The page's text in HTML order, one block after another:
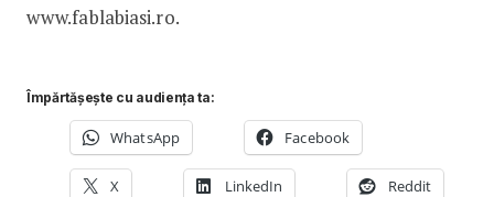
www.fablabiasi.ro.
Împărtășește cu audiența ta:
WhatsApp Facebook
X LinkedIn Reddit